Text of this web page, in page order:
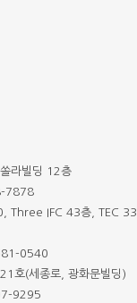
라빌딩 12층
7878
Three IFC 43층, TEC 33
0540
호(세종로, 광화문빌딩)
9295